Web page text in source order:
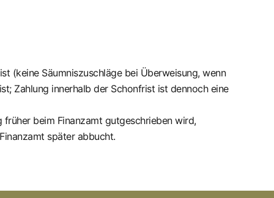
(keine Säumniszuschläge bei Überweisung, wenn
Zahlung innerhalb der Schonfrist ist dennoch eine
beim Finanzamt gutgeschrieben wird,
später abbucht.